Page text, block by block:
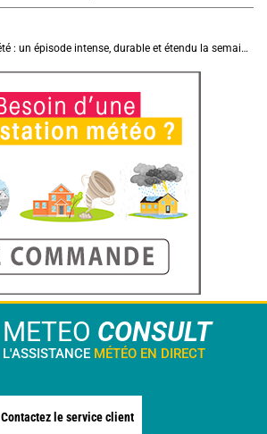
Cinquième canicule de l’été : un épisode intense, durable et étendu la semaine prochaine
METEO CONSULT
L'ASSISTANCE MÉTÉO EN DIRECT
Contactez le service client